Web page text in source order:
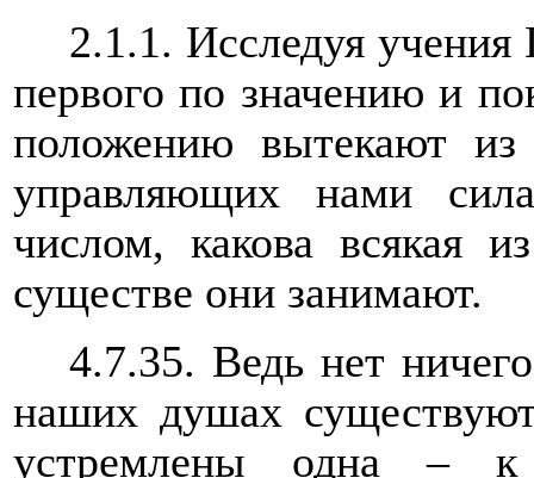
2.1.1. Исследуя учения
первого по значению и
положению вытекают
управляющих нами
числом, какова всякая
существе они занимают.
4.7.35. Ведь нет
наших душах
устремлены одна–к